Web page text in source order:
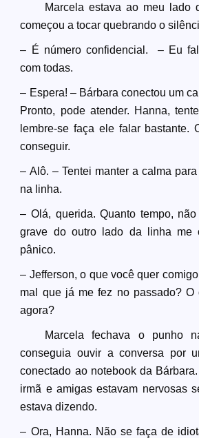
Marcela estava ao meu lado
começou a tocar quebrando o
– É número confidencial. – Eu
com todas.
– Espera! – Bárbara conectou um
Pronto, pode atender. Hanna,
lembre-se faça ele falar bastante.
conseguir.
– Alô. – Tentei manter a calma
na linha.
– Olá, querida. Quanto tempo,
grave do outro lado da linha me
pânico.
– Jefferson, o que você quer
mal que já me fez no passado? O
agora?
Marcela fechava o punho
conseguia ouvir a conversa por
conectado ao notebook da
irmã e amigas estavam nervosas
estava dizendo.
– Ora, Hanna. Não se faça de